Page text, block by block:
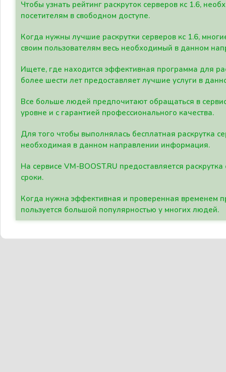
Чтобы узнать рейтинг раскруток серверов кс 1.6,
посетителям в свободном доступе.
Когда нужны лучшие раскрутки серверов кс 1.6,
своим пользователям весь необходимый в данном
Ищете, где находится эффективная программа для
более шести лет предоставляет лучшие услуги в
Все больше людей предпочитают обращаться в
уровне и с гарантией профессионального качества.
Для того чтобы выполнялась бесплатная раскрутка
необходимая в данном направлении информация.
На сервисе VM-BOOST.RU предоставляется
сроки.
Когда нужна эффективная и проверенная временем
пользуется большой популярностью у многих людей.